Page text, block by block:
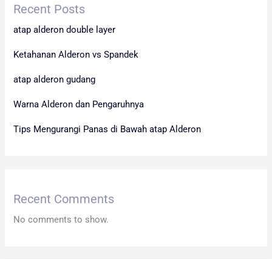
Recent Posts
atap alderon double layer
Ketahanan Alderon vs Spandek
atap alderon gudang
Warna Alderon dan Pengaruhnya
Tips Mengurangi Panas di Bawah atap Alderon
Recent Comments
No comments to show.